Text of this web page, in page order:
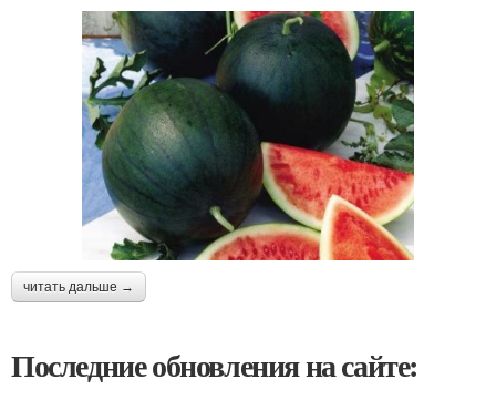
читать дальше →
Последние обновления на сайте: